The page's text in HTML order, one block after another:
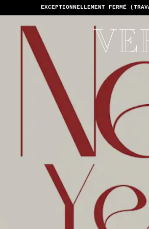
NOUS N'ACCEPTONS PAS LES PAIEMENTS EN